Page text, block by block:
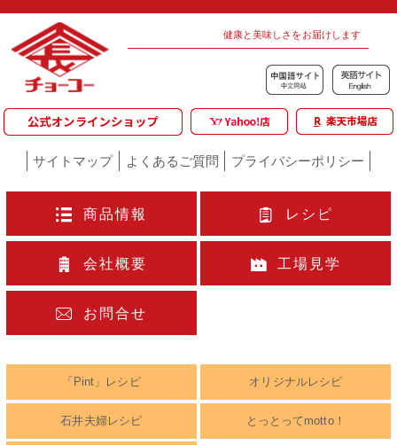
健康と美味しさをお届けします
サイトマップ よくあるご質問 プライバシーポリシー
商品情報 レシピ
会社概要 工場見学
お問合せ
「Pint」レシピ オリジナルレシピ
石井夫婦レシピ とっとってmotto！